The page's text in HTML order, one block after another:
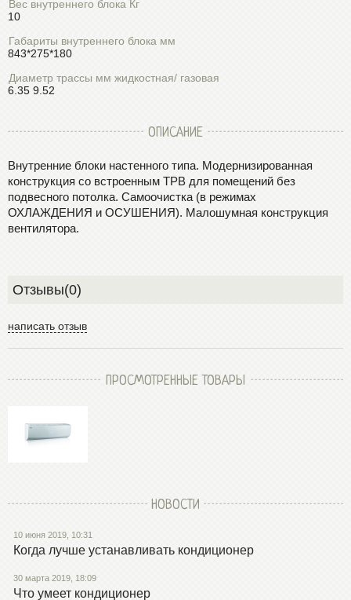
Вес внутреннего блока Кг
10
Габариты внутреннего блока мм
843*275*180
Диаметр трассы мм жидкостная/ газовая
6.35 9.52
ОПИСАНИЕ
Внутренние блоки настенного типа. Модернизированная
конструкция со встроенным ТРВ для помещений без
подвесного потолка. Самоочистка (в режимах
ОХЛАЖДЕНИЯ и ОСУШЕНИЯ). Малошумная конструкция
вентилятора.
Отзывы(0)
написать отзыв
ПРОСМОТРЕННЫЕ ТОВАРЫ
НОВОСТИ
10 июня 2019, 10:31
Когда лучше устанавливать кондиционер
30 марта 2019, 18:09
Что умеет кондиционер